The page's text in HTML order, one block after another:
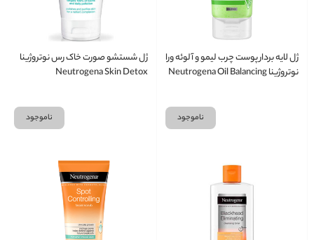
ژل لایه بردار پوست چرب لیمو و آلوئه ورا
نوتروژینا Neutrogena Oil Balancing
ناموجود
ژل شستشو صورت خاک رس نوتروژینا
Neutrogena Skin Detox
ناموجود